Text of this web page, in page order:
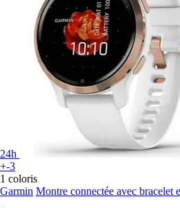
24h
+-3
1 coloris
Garmin Montre connectée avec bracelet